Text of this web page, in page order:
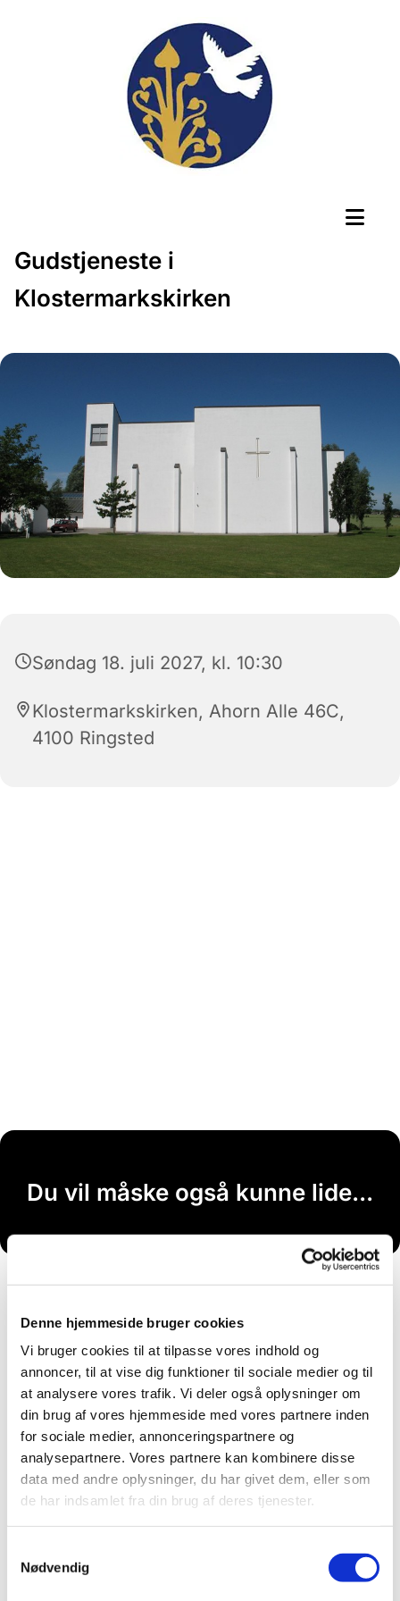
Denne hjemmeside bruger cookies
Vi bruger cookies til at tilpasse vores indhold og
annoncer, til at vise dig funktioner til sociale medier og til
at analysere vores trafik. Vi deler også oplysninger om
din brug af vores hjemmeside med vores partnere inden
for sociale medier, annonceringspartnere og
analysepartnere. Vores partnere kan kombinere disse
data med andre oplysninger, du har givet dem, eller som
de har indsamlet fra din brug af deres tjenester.
Nødvendig
Gudstjeneste i
Klostermarkskirken
Søndag 18. juli 2027, kl. 10:30
Klostermarkskirken, Ahorn Alle 46C,
4100 Ringsted
Du vil måske også kunne lide...